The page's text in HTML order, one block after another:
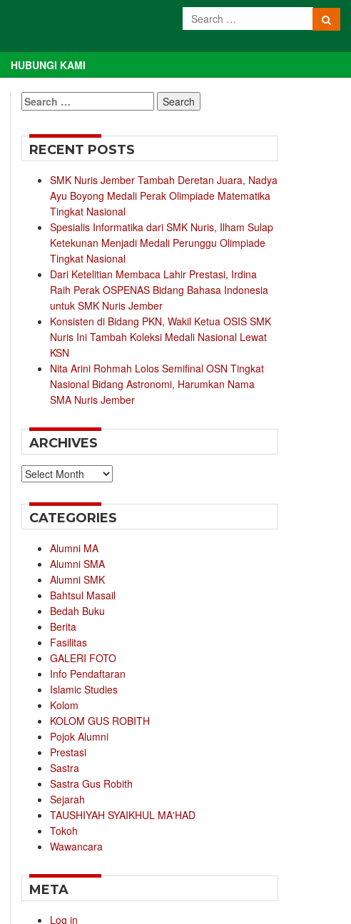
HUBUNGI KAMI
Search
for:
RECENT POSTS
SMK Nuris Jember Tambah Deretan Juara, Nadya
Ayu Boyong Medali Perak Olimpiade Matematika
Tingkat Nasional
Spesialis Informatika dari SMK Nuris, Ilham Sulap
Ketekunan Menjadi Medali Perunggu Olimpiade
Tingkat Nasional
Dari Ketelitian Membaca Lahir Prestasi, Irdina
Raih Perak OSPENAS Bidang Bahasa Indonesia
untuk SMK Nuris Jember
Konsisten di Bidang PKN, Wakil Ketua OSIS SMK
Nuris Ini Tambah Koleksi Medali Nasional Lewat
KSN
Nita Arini Rohmah Lolos Semifinal OSN Tingkat
Nasional Bidang Astronomi, Harumkan Nama
SMA Nuris Jember
ARCHIVES
Archives
CATEGORIES
Alumni MA
Alumni SMA
Alumni SMK
Bahtsul Masail
Bedah Buku
Berita
Fasilitas
GALERI FOTO
Info Pendaftaran
Islamic Studies
Kolom
KOLOM GUS ROBITH
Pojok Alumni
Prestasi
Sastra
Sastra Gus Robith
Sejarah
TAUSHIYAH SYAIKHUL MA'HAD
Tokoh
Wawancara
META
Log in